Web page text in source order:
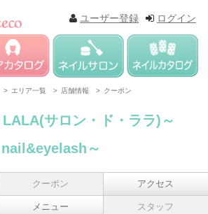
ログイン
ユーザー登録
> エリア一覧 > 店舗情報 > クーポン
サロン・ド・ララ)～
nail&eyelash～
クーポン アクセス
メニュー スタッフ